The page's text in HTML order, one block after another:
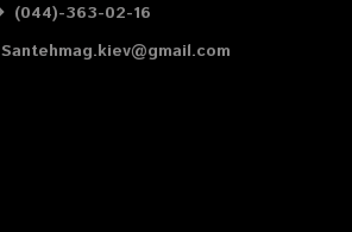
(044)-363-02-16
Santehmag.kiev@gmail.com